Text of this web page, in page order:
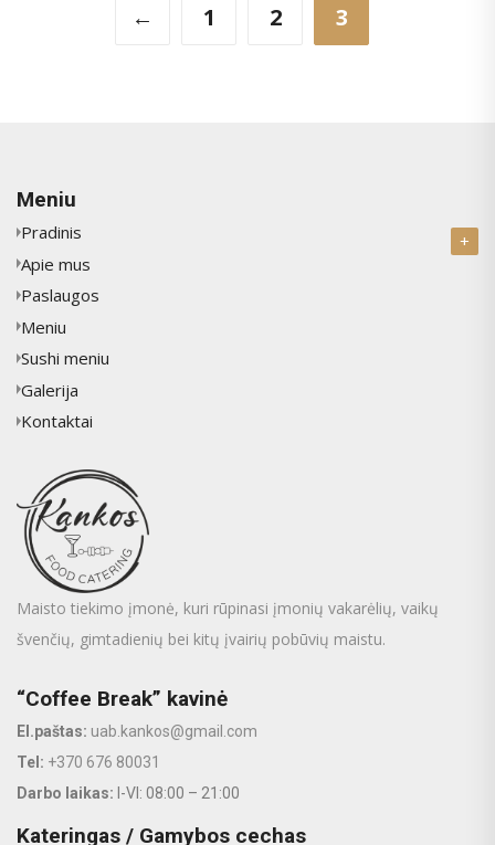
← 1 2 3
Maisto tiekimo įmonė, kuri rūpinasi įmonių vakarėlių, vaikų
švenčių, gimtadienių bei kitų įvairių pobūvių maistu.
Meniu
Pradinis
Apie mus
Paslaugos
Meniu
Sushi meniu
Galerija
Kontaktai
“Coffee Break” kavinė
El.paštas: uab.kankos@gmail.com
Tel: +370 676 80031
Darbo laikas: I-VI: 08:00 – 21:00
Kateringas / Gamybos cechas